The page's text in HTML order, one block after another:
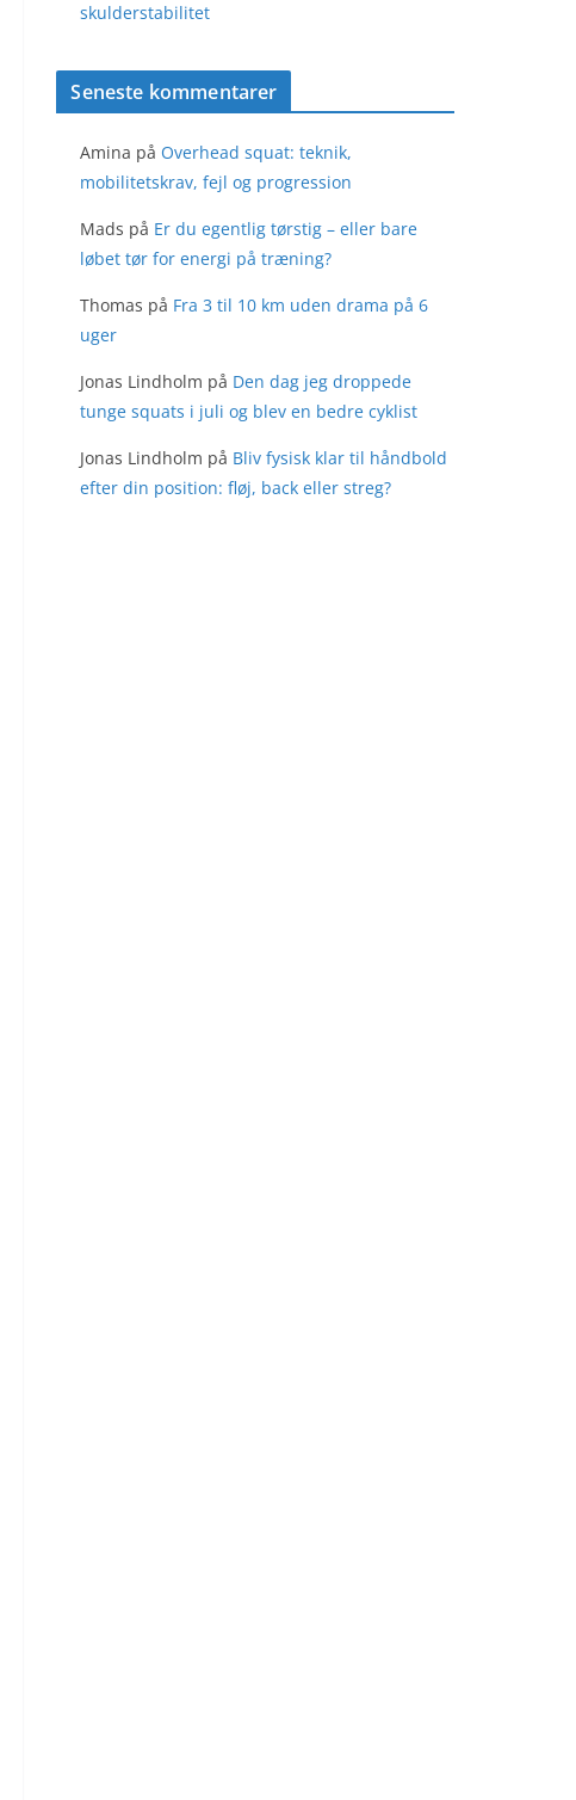
skulderstabilitet
Seneste kommentarer
Amina på Overhead squat: teknik,
mobilitetskrav, fejl og progression
Mads på Er du egentlig tørstig – eller bare
løbet tør for energi på træning?
Thomas på Fra 3 til 10 km uden drama på 6
uger
Jonas Lindholm på Den dag jeg droppede
tunge squats i juli og blev en bedre cyklist
Jonas Lindholm på Bliv fysisk klar til håndbold
efter din position: fløj, back eller streg?